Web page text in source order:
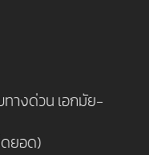
ทางด่วน เอกมัย-
ดยอด)